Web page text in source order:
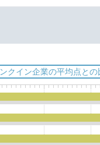
クイン企業の平均点との